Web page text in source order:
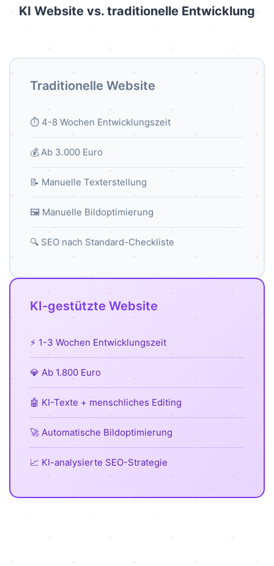
KI Website vs. traditionelle Entwicklung
Traditionelle Website
⏱️ 4-8 Wochen Entwicklungszeit
💰 Ab 3.000 Euro
📝 Manuelle Texterstellung
🖼️ Manuelle Bildoptimierung
🔍 SEO nach Standard-Checkliste
KI-gestützte Website
⚡ 1-3 Wochen Entwicklungszeit
💎 Ab 1.800 Euro
🤖 KI-Texte + menschliches Editing
🚀 Automatische Bildoptimierung
📈 KI-analysierte SEO-Strategie